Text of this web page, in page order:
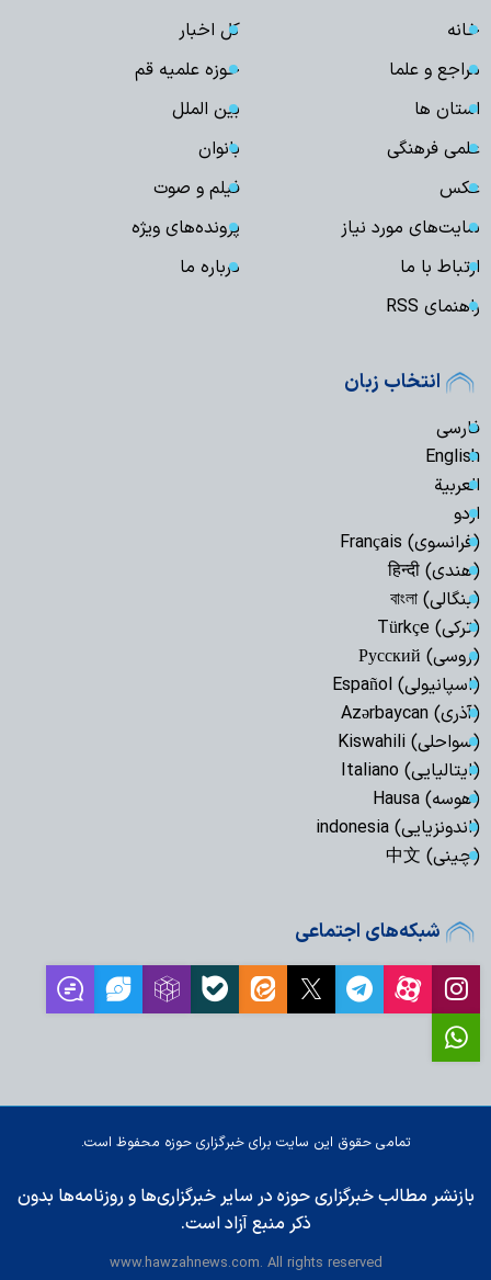
خانه
کل اخبار
مراجع و علما
حوزه علمیه قم
استان ها
بین الملل
علمی فرهنگی
بانوان
عکس
فیلم و صوت
سایت‌های مورد نیاز
پرونده‌های ویژه
ارتباط با ما
درباره ما
راهنمای RSS
انتخاب زبان
فارسی
English
العربیة
اردو
(فرانسوی) Français
(هندی) हिन्दी
(بنگالی) বাংলা
(ترکی) Türkçe
(روسی) Русский
(اسپانیولی) Español
(آذری) Azərbaycan
(سواحلی) Kiswahili
(ایتالیایی) Italiano
(هوسه) Hausa
(اندونزیایی) indonesia
(چینی) 中文
شبکه‌های اجتماعی
تمامی حقوق این سایت برای خبرگزاری حوزه محفوظ است.
بازنشر مطالب خبرگزاری حوزه در سایر خبرگزاری‌ها و روزنامه‌ها بدون
ذکر منبع آزاد است.
www.hawzahnews.com. All rights reserved